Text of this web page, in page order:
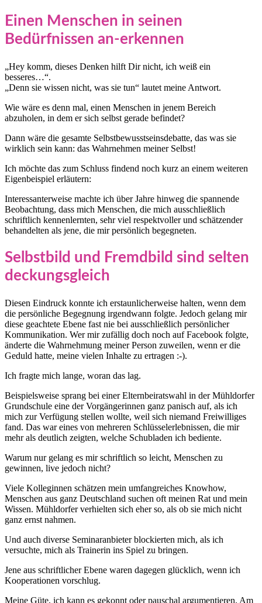
Einen Menschen in seinen
Bedürfnissen an-erkennen
„Hey komm, dieses Denken hilft Dir nicht, ich weiß ein
besseres…“.
„Denn sie wissen nicht, was sie tun“ lautet meine Antwort.
Wie wäre es denn mal, einen Menschen in jenem Bereich
abzuholen, in dem er sich selbst gerade befindet?
Dann wäre die gesamte Selbstbewusstseinsdebatte, das was sie
wirklich sein kann: das Wahrnehmen meiner Selbst!
Ich möchte das zum Schluss findend noch kurz an einem weiteren
Eigenbeispiel erläutern:
Interessanterweise machte ich über Jahre hinweg die spannende
Beobachtung, dass mich Menschen, die mich ausschließlich
schriftlich kennenlernten, sehr viel respektvoller und schätzender
behandelten als jene, die mir persönlich begegneten.
Selbstbild und Fremdbild sind selten
deckungsgleich
Diesen Eindruck konnte ich erstaunlicherweise halten, wenn dem
die persönliche Begegnung irgendwann folgte. Jedoch gelang mir
diese geachtete Ebene fast nie bei ausschließlich persönlicher
Kommunikation. Wer mir zufällig doch noch auf Facebook folgte,
änderte die Wahrnehmung meiner Person zuweilen, wenn er die
Geduld hatte, meine vielen Inhalte zu ertragen :-).
Ich fragte mich lange, woran das lag.
Beispielsweise sprang bei einer Elternbeiratswahl in der Mühldorfer
Grundschule eine der Vorgängerinnen ganz panisch auf, als ich
mich zur Verfügung stellen wollte, weil sich niemand Freiwilliges
fand. Das war eines von mehreren Schlüsselerlebnissen, die mir
mehr als deutlich zeigten, welche Schubladen ich bediente.
Warum nur gelang es mir schriftlich so leicht, Menschen zu
gewinnen, live jedoch nicht?
Viele Kolleginnen schätzen mein umfangreiches Knowhow,
Menschen aus ganz Deutschland suchen oft meinen Rat und mein
Wissen. Mühldorfer verhielten sich eher so, als ob sie mich nicht
ganz ernst nahmen.
Und auch diverse Seminaranbieter blockierten mich, als ich
versuchte, mich als Trainerin ins Spiel zu bringen.
Jene aus schriftlicher Ebene waren dagegen glücklich, wenn ich
Kooperationen vorschlug.
Meine Güte, ich kann es gekonnt oder pauschal argumentieren. Am